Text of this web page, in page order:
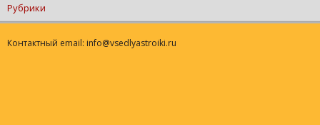
Рубрики
Контактный email: info@vsedlyastroiki.ru